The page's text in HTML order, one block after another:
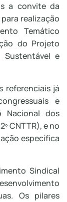
a convite da
realização
Temático
do Projeto
Sustentável e
referenciais já
e
Nacional dos
CNTTR), e no
específica
Sindical
Os pilares